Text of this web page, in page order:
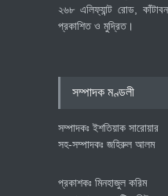
২৬৮ এলিফ্যান্ট রোড,
প্রকাশিত ও মুদ্রিত।
সম্পাদক মণ্ডলী
সম্পাদকঃ ইশতিয়াক সারোয়ার
সহ-সম্পাদকঃ জহিরুল আলম
প্রকাশকঃ মিনহাজুল করিম